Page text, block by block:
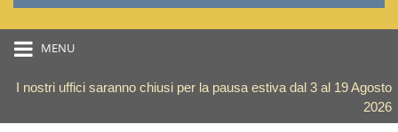
MENU
I nostri uffici saranno chiusi per la pausa estiva dal 3 al 19 Agosto
2026